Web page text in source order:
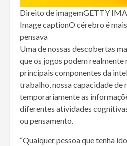
Direito de imagemGETTY
Image captionO cérebro é
pensava
Uma de nossas descobertas
que os jogos podem realmente
principais componentes da
trabalho, nossa capacidade de
temporariamente as
diferentes atividades
ou pensamento.
“Qualquer pessoa que tenha